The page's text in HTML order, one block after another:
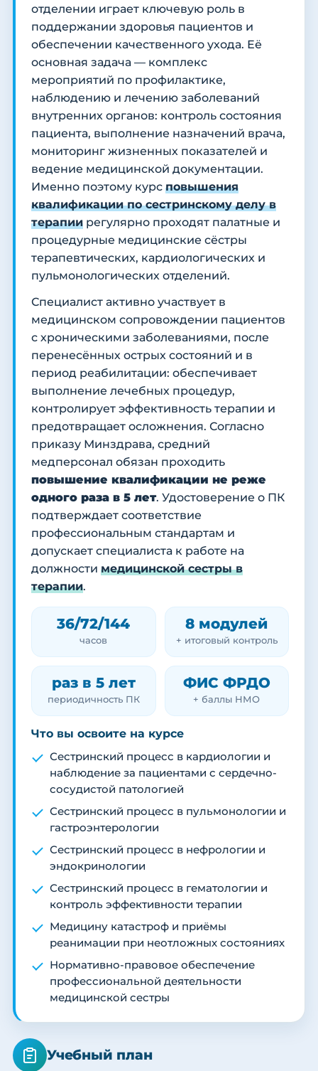
отделении играет ключевую роль в
поддержании здоровья пациентов и
обеспечении качественного ухода. Её
основная задача — комплекс
мероприятий по профилактике,
наблюдению и лечению заболеваний
внутренних органов: контроль состояния
пациента, выполнение назначений врача,
мониторинг жизненных показателей и
ведение медицинской документации.
Именно поэтому курс повышения
квалификации по сестринскому делу в
терапии регулярно проходят палатные и
процедурные медицинские сёстры
терапевтических, кардиологических и
пульмонологических отделений.
Специалист активно участвует в
медицинском сопровождении пациентов
с хроническими заболеваниями, после
перенесённых острых состояний и в
период реабилитации: обеспечивает
выполнение лечебных процедур,
контролирует эффективность терапии и
предотвращает осложнения. Согласно
приказу Минздрава, средний
медперсонал обязан проходить
повышение квалификации не реже
одного раза в 5 лет. Удостоверение о ПК
подтверждает соответствие
профессиональным стандартам и
допускает специалиста к работе на
должности медицинской сестры в
терапии.
36/72/144
часов
8 модулей
+ итоговый контроль
раз в 5 лет
периодичность ПК
ФИС ФРДО
+ баллы НМО
Что вы освоите на курсе
Сестринский процесс в кардиологии и
наблюдение за пациентами с сердечно-
сосудистой патологией
Сестринский процесс в пульмонологии и
гастроэнтерологии
Сестринский процесс в нефрологии и
эндокринологии
Сестринский процесс в гематологии и
контроль эффективности терапии
Медицину катастроф и приёмы
реанимации при неотложных состояниях
Нормативно-правовое обеспечение
профессиональной деятельности
медицинской сестры
Учебный план